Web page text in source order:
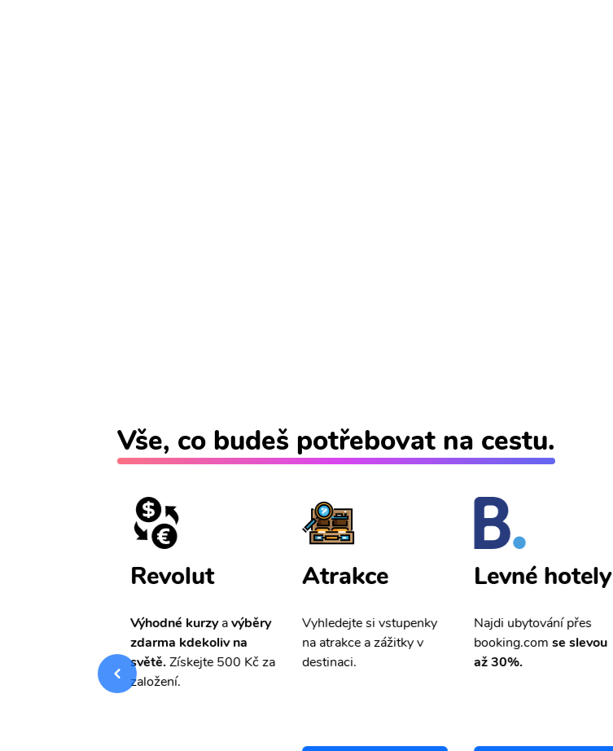
Vše, co budeš potřebovat na cestu.
Revolut
Výhodné kurzyavýběry
zdarma kdekoliv na
světě.Získejte 500 Kč za
založení.
Atrakce
Vyhledejte si vstupenky
na atrakce a zážitky v
destinaci.
Levné hotely
Najdi ubytování přes
booking.comse slevou
až 30%.